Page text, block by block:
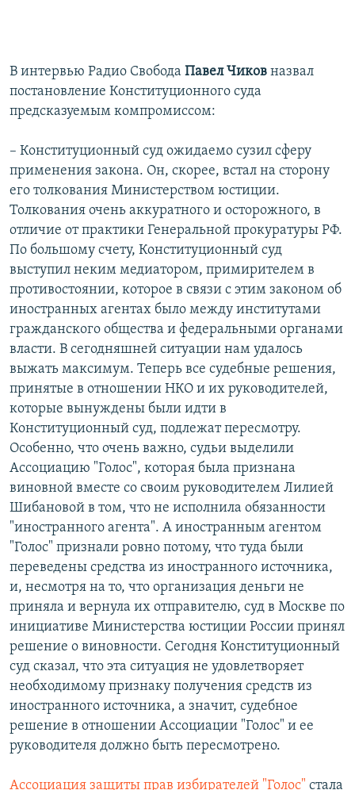
В интервью Радио Свобода Павел Чиков назвал
постановление Конституционного суда
предсказуемым компромиссом:
– Конституционный суд ожидаемо сузил сферу
применения закона. Он, скорее, встал на сторону
его толкования Министерством юстиции.
Толкования очень аккуратного и осторожного, в
отличие от практики Генеральной прокуратуры РФ.
По большому счету, Конституционный суд
выступил неким медиатором, примирителем в
противостоянии, которое в связи с этим законом об
иностранных агентах было между институтами
гражданского общества и федеральными органами
власти. В сегодняшней ситуации нам удалось
выжать максимум. Теперь все судебные решения,
принятые в отношении НКО и их руководителей,
которые вынуждены были идти в
Конституционный суд, подлежат пересмотру.
Особенно, что очень важно, судьи выделили
Ассоциацию "Голос", которая была признана
виновной вместе со своим руководителем Лилией
Шибановой в том, что не исполнила обязанности
"иностранного агента". А иностранным агентом
"Голос" признали ровно потому, что туда были
переведены средства из иностранного источника,
и, несмотря на то, что организация деньги не
приняла и вернула их отправителю, суд в Москве по
инициативе Министерства юстиции России принял
решение о виновности. Сегодня Конституционный
суд сказал, что эта ситуация не удовлетворяет
необходимому признаку получения средств из
иностранного источника, а значит, судебное
решение в отношении Ассоциации "Голос" и ее
руководителя должно быть пересмотрено.
Ассоциация защиты прав избирателей "Голос" стала